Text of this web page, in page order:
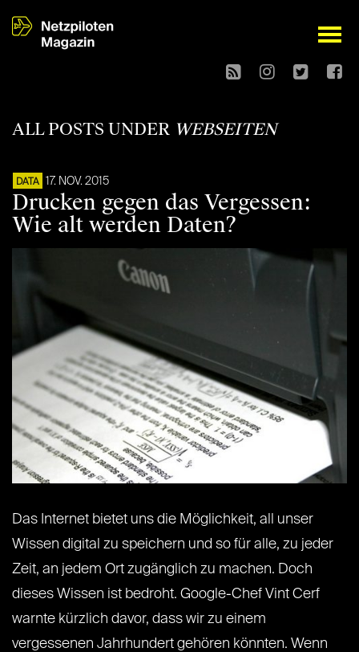
open
ALL POSTS UNDER WEBSEITEN
DATA 17. NOV. 2015
Drucken gegen das Vergessen:
Wie alt werden Daten?
Das Internet bietet uns die Möglichkeit, all unser
Wissen digital zu speichern und so für alle, zu jeder
Zeit, an jedem Ort zugänglich zu machen. Doch
dieses Wissen ist bedroht. Google-Chef Vint Cerf
warnte kürzlich davor, dass wir zu einem
vergessenen Jahrhundert gehören könnten. Wenn